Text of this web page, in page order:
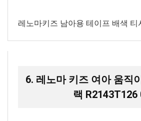
레노마키즈 남아용 테이프 배색
6. 레노마 키즈 여아 움직
랙 R2143T126